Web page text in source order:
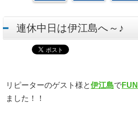
連休中日は伊江島へ～♪
リピーターのゲスト様と伊江島で
ました！！